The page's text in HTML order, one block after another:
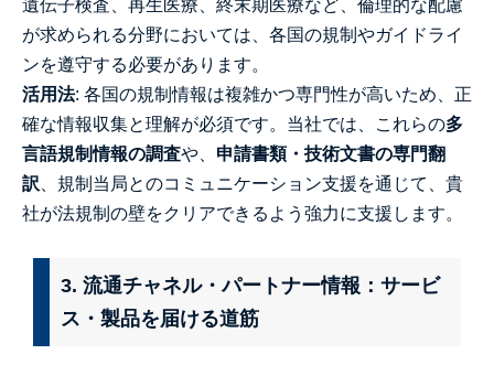
遺伝子検査、再生医療、終末期医療など、倫理的な配慮
が求められる分野においては、各国の規制やガイドライ
ンを遵守する必要があります。
活用法: 各国の規制情報は複雑かつ専門性が高いため、正
確な情報収集と理解が必須です。当社では、これらの多
言語規制情報の調査や、 申請書類・技術文書の専門翻
訳 、規制当局とのコミュニケーション支援を通じて、貴
社が法規制の壁をクリアできるよう強力に支援します。
3. 流通チャネル・パートナー情報：サービ
ス・製品を届ける道筋